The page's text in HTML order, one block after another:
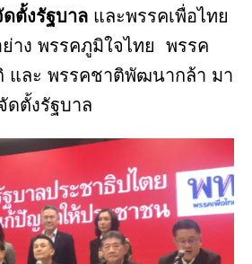
ตั้งรัฐบาล และพรรคเพื่อไทย
าง พรรคภูมิใจไทย พรรค
และ พรรคชาติพัฒนากล้า มา
ดตั้งรัฐบาล